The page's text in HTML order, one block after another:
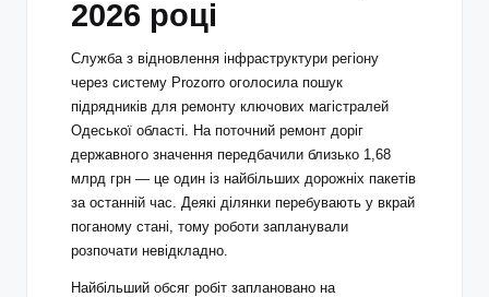
2026 році
Служба з відновлення інфраструктури регіону
через систему Prozorro оголосила пошук
підрядників для ремонту ключових магістралей
Одеської області. На поточний ремонт доріг
державного значення передбачили близько 1,68
млрд грн — це один із найбільших дорожніх пакетів
за останній час. Деякі ділянки перебувають у вкрай
поганому стані, тому роботи запланували
розпочати невідкладно.
Найбільший обсяг робіт заплановано на